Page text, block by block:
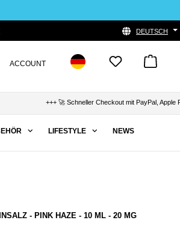
DEUTSCH
ACCOUNT
+++ 🚀 Schneller Checkout mit PayPal, Apple
LIFESTYLE NEWS
- PINK HAZE - 10 ML - 20 MG